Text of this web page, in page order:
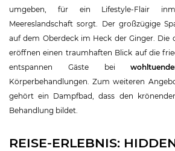
umgeben, für ein Lifestyle-Flair
Meereslandschaft sorgt. Der großzügige
auf dem Oberdeck im Heck der Ginger. Die
eröffnen einen traumhaften Blick auf die
entspannen Gäste bei
Körperbehandlungen. Zum weiteren
gehört ein Dampfbad, dass den
Behandlung bildet.
REISE-ERLEBNIS: